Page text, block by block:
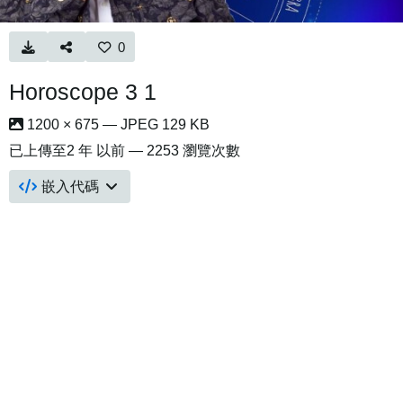
0
Horoscope 3 1
1200 × 675 — JPEG 129 KB
已上傳至2 年 以前 — 2253 瀏覽次數
嵌入代碼